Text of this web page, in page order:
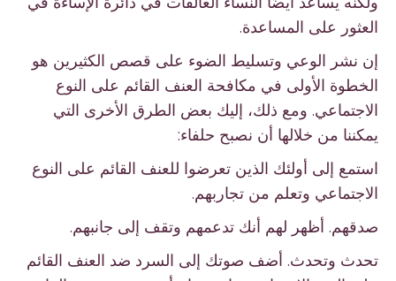
العثور على المساعدة.
إن نشر الوعي وتسليط الضوء على قصص الكثيرين هو
الخطوة الأولى في مكافحة العنف القائم على النوع
الاجتماعي. ومع ذلك، إليك بعض الطرق الأخرى التي
يمكننا من خلالها أن نصبح حلفاء:
استمع إلى أولئك الذين تعرضوا للعنف القائم على النوع
الاجتماعي وتعلم من تجاربهم.
صدقهم. أظهر لهم أنك تدعمهم وتقف إلى جانبهم.
تحدث وتحدث. أضف صوتك إلى السرد ضد العنف القائم